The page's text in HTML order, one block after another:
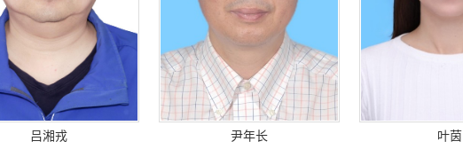
吕湘戎 尹年长 叶茵